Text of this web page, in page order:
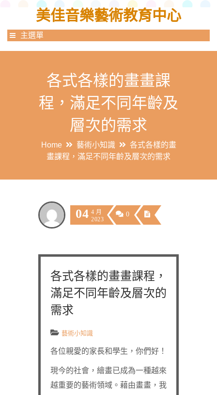
美佳音樂藝術教育中心
主選單
各式各樣的畫畫課
程，滿足不同年齡及
層次的需求
Home 藝術小知識
各式各樣的畫
畫課程，滿足不同年齡及層次的需求
04 4 月
2023
0
各式各樣的畫畫課程，
滿足不同年齡及層次的
需求
藝術小知識
各位親愛的家長和學生，你們好！
現今的社會，繪畫已成為一種越來
越重要的藝術領域。藉由畫畫，我